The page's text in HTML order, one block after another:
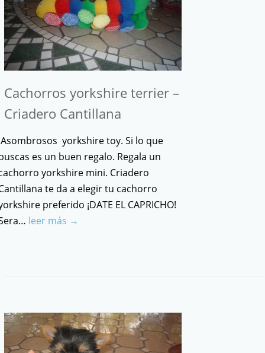
Cachorros yorkshire terrier –
Criadero Cantillana
yorkshire toy. Si lo que
es un buen regalo. Regala un
yorkshire mini. Criadero
te da a elegir tu cachorro
preferido ¡DATE EL CAPRICHO!
leer más →